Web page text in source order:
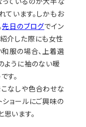
ています。しかもお
先日のブログでイン
介した際にも女性
和服の場合、上着選
ように袖のない暖
す。
なしや色合わせな
ショールにご興味の
います。